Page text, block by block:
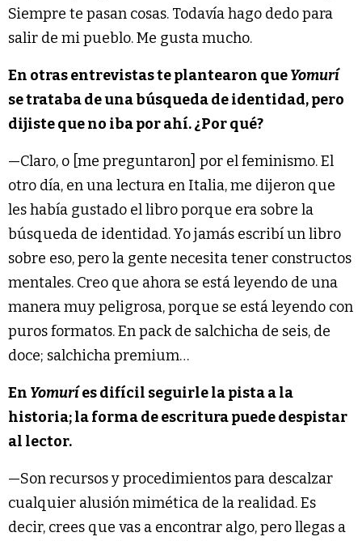
Siempre te pasan cosas. Todavía hago dedo para
salir de mi pueblo. Me gusta mucho.
En otras entrevistas te plantearon queYomurí
se trataba de una búsqueda de identidad, pero
dijiste que no iba por ahí. ¿Por qué?
—Claro, o [me preguntaron] por el feminismo. El
otro día, en una lectura en Italia, me dijeron que
les había gustado el libro porque era sobre la
búsqueda de identidad. Yo jamás escribí un libro
sobre eso, pero la gente necesita tener constructos
mentales. Creo que ahora se está leyendo de una
manera muy peligrosa, porque se está leyendo con
puros formatos. En pack de salchicha de seis, de
doce; salchicha premium…
En Yomuríes difícil seguirle la pista a la
historia; la forma de escritura puede despistar
al lector.
—Son recursos y procedimientos para descalzar
cualquier alusión mimética de la realidad. Es
decir, crees que vas a encontrar algo, pero llegas a